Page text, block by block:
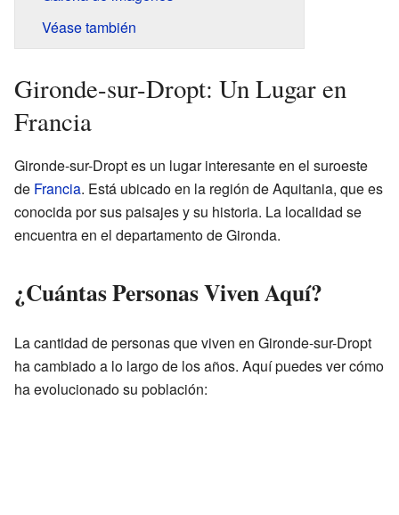
Véase también
Gironde-sur-Dropt: Un Lugar en
Francia
Gironde-sur-Dropt es un lugar interesante en el suroeste
de Francia. Está ubicado en la región de Aquitania, que es
conocida por sus paisajes y su historia. La localidad se
encuentra en el departamento de Gironda.
¿Cuántas Personas Viven Aquí?
La cantidad de personas que viven en Gironde-sur-Dropt
ha cambiado a lo largo de los años. Aquí puedes ver cómo
ha evolucionado su población: